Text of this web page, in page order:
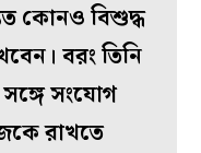
কোনও বিশুদ্ধ
বরং তিনি
সংযোগ
রাখতে